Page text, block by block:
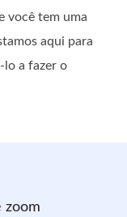
você tem uma
aqui para
lo a fazer o
zoom